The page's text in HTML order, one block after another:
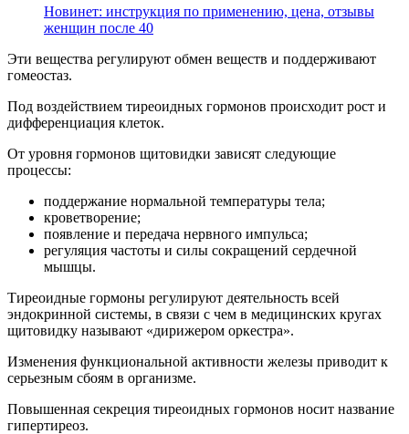
Новинет: инструкция по применению, цена, отзывы
женщин после 40
Эти вещества регулируют обмен веществ и поддерживают
гомеостаз.
Под воздействием тиреоидных гормонов происходит рост и
дифференциация клеток.
От уровня гормонов щитовидки зависят следующие
процессы:
поддержание нормальной температуры тела;
кроветворение;
появление и передача нервного импульса;
регуляция частоты и силы сокращений сердечной
мышцы.
Тиреоидные гормоны регулируют деятельность всей
эндокринной системы, в связи с чем в медицинских кругах
щитовидку называют «дирижером оркестра».
Изменения функциональной активности железы приводит к
серьезным сбоям в организме.
Повышенная секреция тиреоидных гормонов носит название
гипертиреоз.